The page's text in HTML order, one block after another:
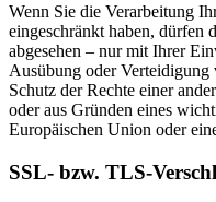
Wenn Sie die Verarbeitung
eingeschränkt haben, dürfen
abgesehen – nur mit Ihrer
Ausübung oder Verteidigung
Schutz der Rechte einer
oder aus Gründen eines
Europäischen Union oder
SSL- bzw. TLS-